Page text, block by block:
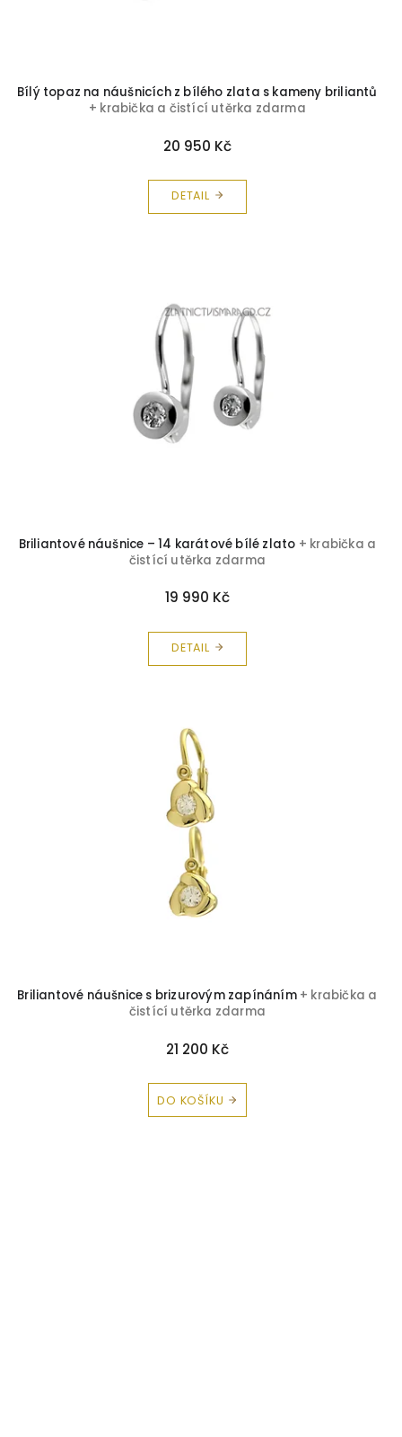
Bílý topaz na náušnicích z bílého zlata s kameny briliantů
+ krabička a čistící utěrka zdarma
20 950 Kč
DETAIL
Briliantové náušnice – 14 karátové bílé zlato + krabička a
čistící utěrka zdarma
19 990 Kč
DETAIL
Briliantové náušnice s brizurovým zapínáním + krabička a
čistící utěrka zdarma
21 200 Kč
DO KOŠÍKU